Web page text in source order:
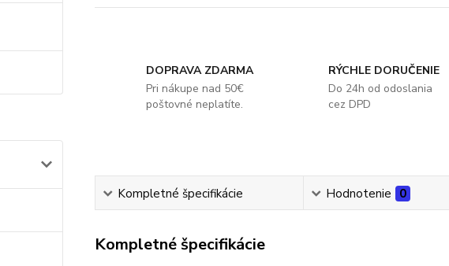
DOPRAVA ZDARMA
Pri nákupe nad 50€
poštovné neplatíte.
RÝCHLE DORUČENIE
Do 24h od odoslania
cez DPD
Kompletné špecifikácie Hodnotenie 0
Kompletné špecifikácie